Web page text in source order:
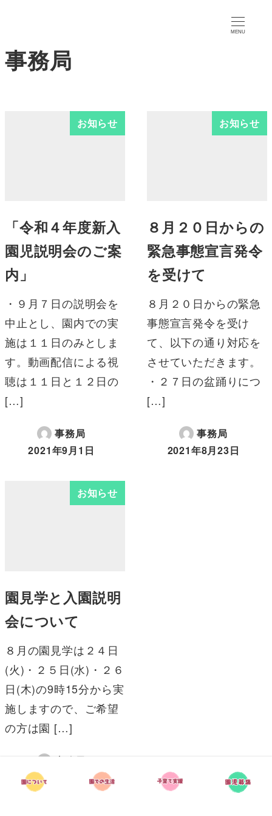
MENU
事務局
お知らせ
「令和４年度新入
園児説明会のご案
内」
・９月７日の説明会を
中止とし、園内での実
施は１１日のみとしま
す。動画配信による視
聴は１１日と１２日の
[…]
事務局
2021年9月1日
お知らせ
８月２０日からの
緊急事態宣言発令
を受けて
８月２０日からの緊急
事態宣言発令を受け
て、以下の通り対応を
させていただきます。
・２７日の盆踊りにつ
[…]
事務局
2021年8月23日
お知らせ
園見学と入園説明
会について
８月の園見学は２４日
(火)・２５日(水)・２６
日(木)の9時15分から実
施しますので、ご希望
の方は園 […]
事務局
2021年8月8日